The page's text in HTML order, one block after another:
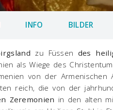
INFO BILDER
zu Füssen des
als Wiege des
von der Armenischen
reich, die von der
Zeremonien in den alten